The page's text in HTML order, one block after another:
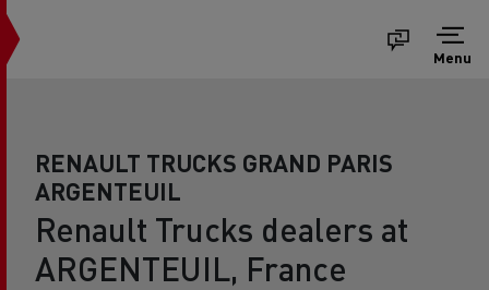
Menu
RENAULT TRUCKS GRAND PARIS
ARGENTEUIL
Renault Trucks dealers at
ARGENTEUIL, France